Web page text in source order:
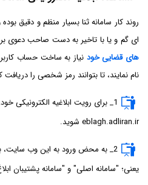
روند کار سامانه ثنا بسیار منظم و دقیق
ای گم و یا با تاخیر به دست صاحب دعوی
های قضایی خود نیاز به ساخت حساب
نام نمایند، تا بتوانند رمز شخصی را دریافت
1_ برای رویت ابلاغیه الکترونیکی
eblagh.adliran.ir شوید.
یعنی؛ "سامانه اصلی" و "سامانه پشتیبان